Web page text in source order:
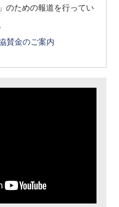
のための報道を行ってい
賛金のご案内